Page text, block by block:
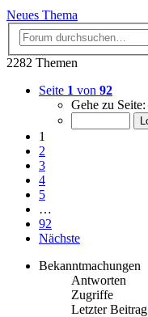
Neues Thema
2282 Themen
Seite 1 von 92
Gehe zu Seite:
1
2
3
4
5
…
92
Nächste
Bekanntmachungen
Antworten
Zugriffe
Letzter Beitrag